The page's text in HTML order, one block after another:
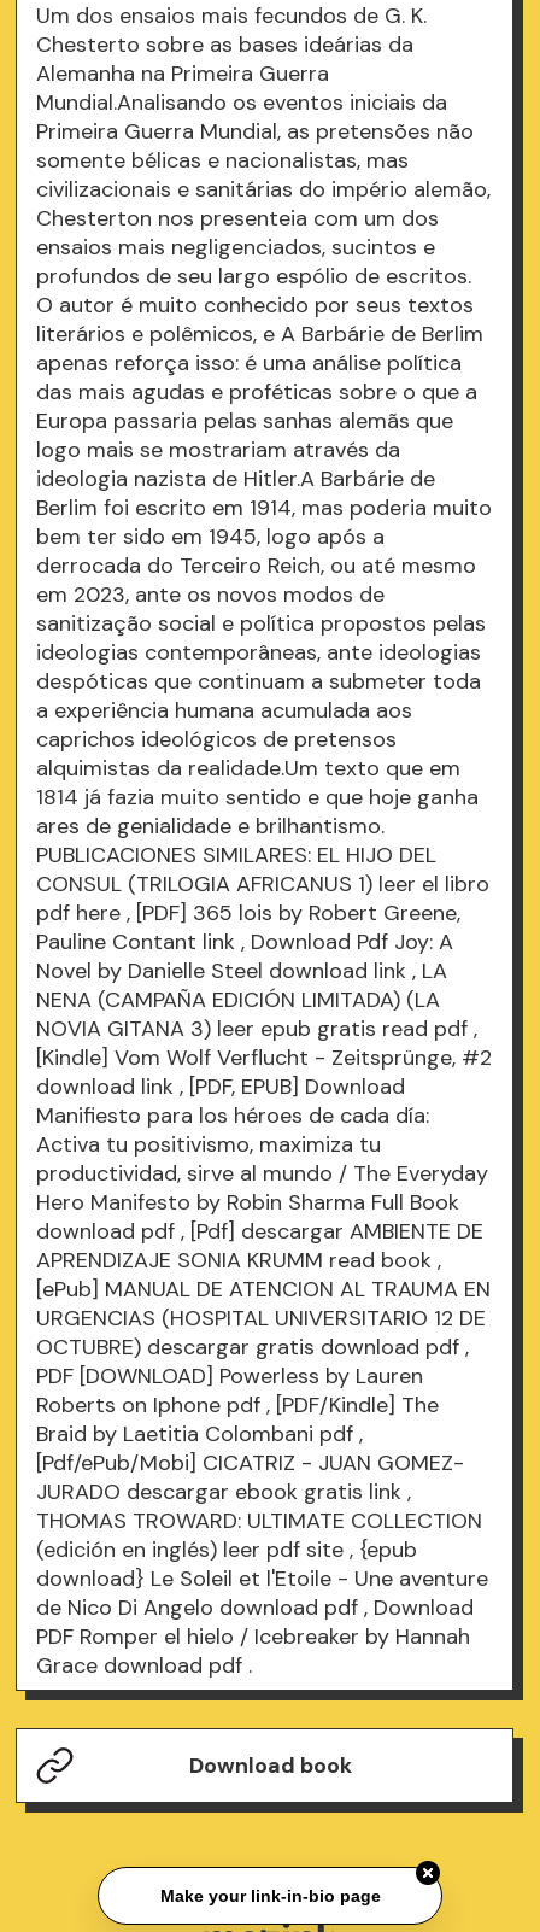
Um dos ensaios mais fecundos de G. K.
Chesterto sobre as bases ideárias da
Alemanha na Primeira Guerra
Mundial.Analisando os eventos iniciais da
Primeira Guerra Mundial, as pretensões não
somente bélicas e nacionalistas, mas
civilizacionais e sanitárias do império alemão,
Chesterton nos presenteia com um dos
ensaios mais negligenciados, sucintos e
profundos de seu largo espólio de escritos.
O autor é muito conhecido por seus textos
literários e polêmicos, e A Barbárie de Berlim
apenas reforça isso: é uma análise política
das mais agudas e proféticas sobre o que a
Europa passaria pelas sanhas alemãs que
logo mais se mostrariam através da
ideologia nazista de Hitler.A Barbárie de
Berlim foi escrito em 1914, mas poderia muito
bem ter sido em 1945, logo após a
derrocada do Terceiro Reich, ou até mesmo
em 2023, ante os novos modos de
sanitização social e política propostos pelas
ideologias contemporâneas, ante ideologias
despóticas que continuam a submeter toda
a experiência humana acumulada aos
caprichos ideológicos de pretensos
alquimistas da realidade.Um texto que em
1814 já fazia muito sentido e que hoje ganha
ares de genialidade e brilhantismo.
PUBLICACIONES SIMILARES: EL HIJO DEL
CONSUL (TRILOGIA AFRICANUS 1) leer el libro
pdf here , [PDF] 365 lois by Robert Greene,
Pauline Contant link , Download Pdf Joy: A
Novel by Danielle Steel download link , LA
NENA (CAMPAÑA EDICIÓN LIMITADA) (LA
NOVIA GITANA 3) leer epub gratis read pdf ,
[Kindle] Vom Wolf Verflucht - Zeitsprünge, #2
download link , [PDF, EPUB] Download
Manifiesto para los héroes de cada día:
Activa tu positivismo, maximiza tu
productividad, sirve al mundo / The Everyday
Hero Manifesto by Robin Sharma Full Book
download pdf , [Pdf] descargar AMBIENTE DE
APRENDIZAJE SONIA KRUMM read book ,
[ePub] MANUAL DE ATENCION AL TRAUMA EN
URGENCIAS (HOSPITAL UNIVERSITARIO 12 DE
OCTUBRE) descargar gratis download pdf ,
PDF [DOWNLOAD] Powerless by Lauren
Roberts on Iphone pdf , [PDF/Kindle] The
Braid by Laetitia Colombani pdf ,
[Pdf/ePub/Mobi] CICATRIZ - JUAN GOMEZ-
JURADO descargar ebook gratis link ,
THOMAS TROWARD: ULTIMATE COLLECTION
(edición en inglés) leer pdfsite , {epub
download} Le Soleil et l'Etoile - Une aventure
de Nico Di Angelo download pdf , Download
PDF Romper el hielo / Icebreaker by Hannah
Grace download pdf .
Download book
Make your link-in-bio page